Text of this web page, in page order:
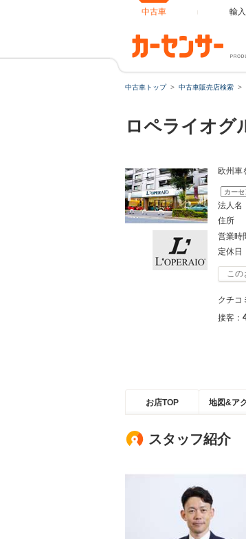
中古車 輸
中古車トップ 中古車販売店検索
ロペライオ
欧州車
カー
法人名
住所
営業時
定休日
この
クチコ
接客：
お店TOP 地図&ア
スタッフ紹介